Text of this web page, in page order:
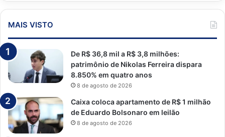
MAIS VISTO
De R$ 36,8 mil a R$ 3,8 milhões:
patrimônio de Nikolas Ferreira dispara
8.850% em quatro anos
8 de agosto de 2026
Caixa coloca apartamento de R$ 1 milhão
de Eduardo Bolsonaro em leilão
8 de agosto de 2026